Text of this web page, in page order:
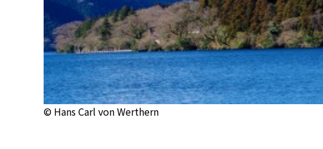
© Hans Carl von Werthern